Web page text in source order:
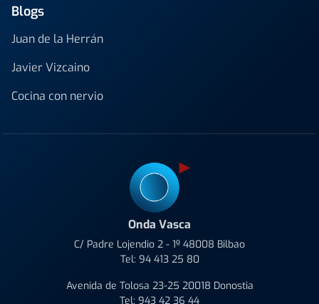
Blogs
Juan de la Herrán
Javier Vizcaino
Cocina con nervio
Onda Vasca
C/ Padre Lojendio 2 - 1º 48008 Bilbao
Tel: 94 413 25 80
Avenida de Tolosa 23-25 20018 Donostia
Tel: 943 42 36 44